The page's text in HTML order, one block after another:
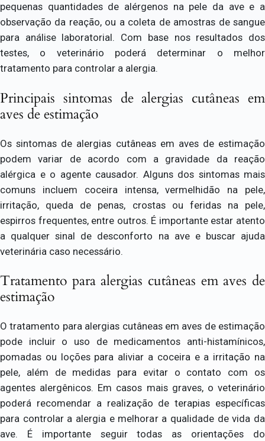
pequenas quantidades de alérgenos na pele da ave e a
observação da reação, ou a coleta de amostras de sangue
para análise laboratorial. Com base nos resultados dos
testes, o veterinário poderá determinar o melhor
tratamento para controlar a alergia.
Principais sintomas de alergias cutâneas em
aves de estimação
Os sintomas de alergias cutâneas em aves de estimação
podem variar de acordo com a gravidade da reação
alérgica e o agente causador. Alguns dos sintomas mais
comuns incluem coceira intensa, vermelhidão na pele,
irritação, queda de penas, crostas ou feridas na pele,
espirros frequentes, entre outros. É importante estar atento
a qualquer sinal de desconforto na ave e buscar ajuda
veterinária caso necessário.
Tratamento para alergias cutâneas em aves de
estimação
O tratamento para alergias cutâneas em aves de estimação
pode incluir o uso de medicamentos anti-histamínicos,
pomadas ou loções para aliviar a coceira e a irritação na
pele, além de medidas para evitar o contato com os
agentes alergênicos. Em casos mais graves, o veterinário
poderá recomendar a realização de terapias específicas
para controlar a alergia e melhorar a qualidade de vida da
ave. É importante seguir todas as orientações do